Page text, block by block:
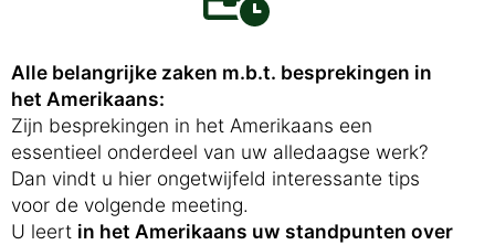
Alle belangrijke zaken m.b.t. besprekingen in
het Amerikaans:
Zijn besprekingen in het Amerikaans een
essentieel onderdeel van uw alledaagse werk?
Dan vindt u hier ongetwijfeld interessante tips
voor de volgende meeting.
U leert in het Amerikaans uw standpunten over